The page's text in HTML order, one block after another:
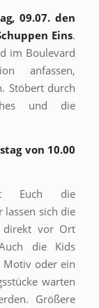
09.07. den
Eins.
im Boulevard
anfassen,
Stöbert durch
und die
von 10.00
Euch die
lassen sich die
direkt vor Ort
die Kids
Motiv oder ein
warten
Größere